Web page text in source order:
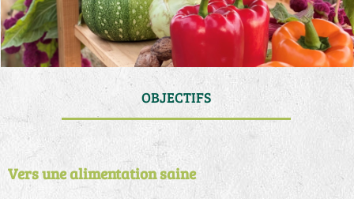
OBJECTIFS
Vers une alimentation saine